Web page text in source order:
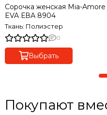
Сорочка женская Mia-Amore
EVA ЕВА 8904
Ткань: Полиэстер
0
Выбрать
Покупают